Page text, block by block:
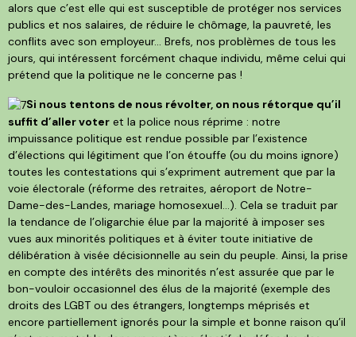
alors que c’est elle qui est susceptible de protéger nos services
publics et nos salaires, de réduire le chômage, la pauvreté, les
conflits avec son employeur... Brefs, nos problèmes de tous les
jours, qui intéressent forcément chaque individu, même celui qui
prétend que la politique ne le concerne pas !
Si nous tentons de nous révolter, on nous rétorque qu’il
suffit d’aller voter et la police nous réprime : notre
impuissance politique est rendue possible par l’existence
d’élections qui légitiment que l’on étouffe (ou du moins ignore)
toutes les contestations qui s’expriment autrement que par la
voie électorale (réforme des retraites, aéroport de Notre-
Dame-des-Landes, mariage homosexuel...). Cela se traduit par
la tendance de l’oligarchie élue par la majorité à imposer ses
vues aux minorités politiques et à éviter toute initiative de
délibération à visée décisionnelle au sein du peuple. Ainsi, la prise
en compte des intérêts des minorités n’est assurée que par le
bon-vouloir occasionnel des élus de la majorité (exemple des
droits des LGBT ou des étrangers, longtemps méprisés et
encore partiellement ignorés pour la simple et bonne raison qu’il